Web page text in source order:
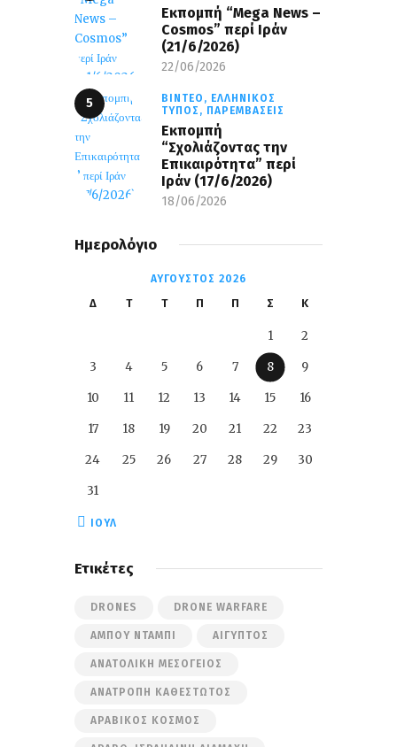
Eκπομπή “Mega News –
Cosmos” περί Ιράν
(21/6/2026)
22/06/2026
ΒΊΝΤΕΟ, ΕΛΛΗΝΙΚΌΣ
ΤΎΠΟΣ, ΠΑΡΕΜΒΆΣΕΙΣ
Εκπομπή
“Σχολιάζοντας την
Επικαιρότητα” περί
Ιράν (17/6/2026)
18/06/2026
Ημερολόγιο
ΑΎΓΟΥΣΤΟΣ 2026
Δ Τ Τ Π Π Σ Κ
1 2
3 4 5 6 7 8 9
10 11 12 13 14 15 16
17 18 19 20 21 22 23
24 25 26 27 28 29 30
31
« ΙΟΎΛ
Ετικέτες
DRONES DRONE WARFARE
ΆΜΠΟΥ ΝΤΆΜΠΙ ΑΊΓΥΠΤΟΣ
ΑΝΑΤΟΛΙΚΉ ΜΕΣΌΓΕΙΟΣ
ΑΝΑΤΡΟΠΉ ΚΑΘΕΣΤΏΤΟΣ
ΑΡΑΒΙΚΌΣ ΚΌΣΜΟΣ